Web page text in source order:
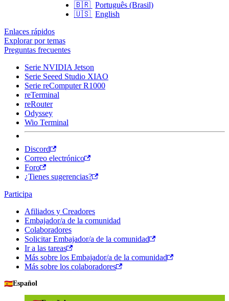
🇧🇷 Português (Brasil)
🇺🇸 English
Enlaces rápidos
Explorar por temas
Preguntas frecuentes
Serie NVIDIA Jetson
Serie Seeed Studio XIAO
Serie reComputer R1000
reTerminal
reRouter
Odyssey
Wio Terminal
Discord
Correo electrónico
Foro
¿Tienes sugerencias?
Participa
Afiliados y Creadores
Embajador/a de la comunidad
Colaboradores
Solicitar Embajador/a de la comunidad
Ir a las tareas
Más sobre los Embajador/a de la comunidad
Más sobre los colaboradores
🇪🇸Español